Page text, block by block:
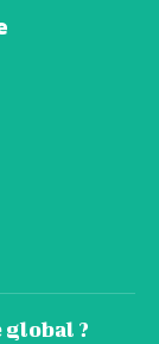
global ?